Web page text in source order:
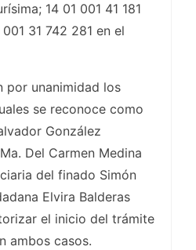
14 01 001 41 181
31 742 281 en el
por unanimidad los
se reconoce como
González
Del Carmen Medina
del finado Simón
Elvira Balderas
el inicio del trámite
ambos casos.